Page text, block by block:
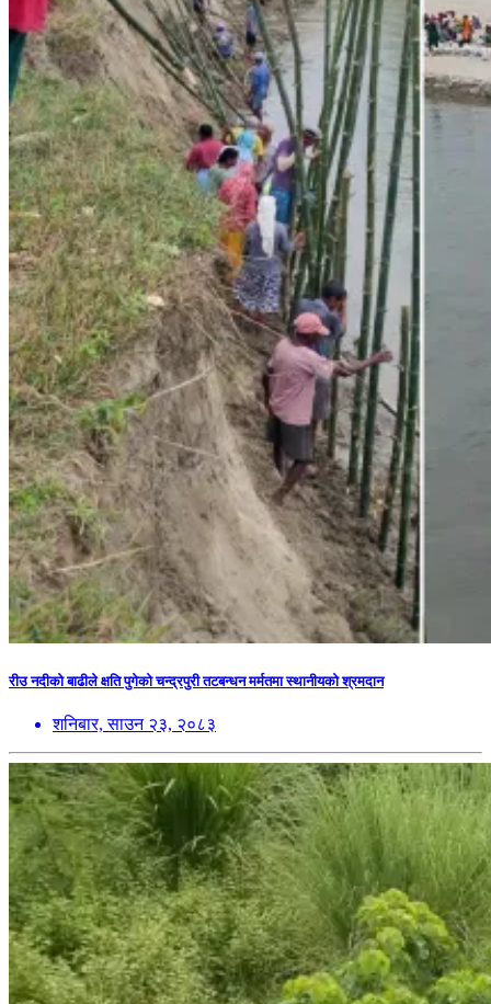
रीउ नदीको बाढीले क्षति पुगेको चन्द्रपुरी तटबन्धन मर्मतमा स्थानीयको श्रमदान
शनिबार, साउन २३, २०८३